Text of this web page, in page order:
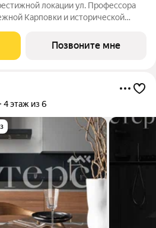
локации ул. Профессора
Карповки и исторической
и реку Карповку. В пешей
Позвоните мне
4 этаж из 6